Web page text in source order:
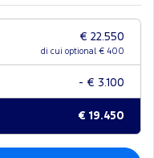
€ 22.550
di cui optional € 400
- € 3.100
€ 19.450